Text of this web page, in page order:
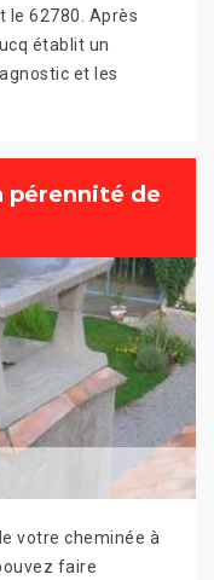
le 62780. Après
établit un
et les
pérennité de
votre cheminée à
faire